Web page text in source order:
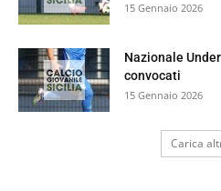
15 Gennaio 2026
Nazionale
convocati
15 Gennaio 2026
Carica